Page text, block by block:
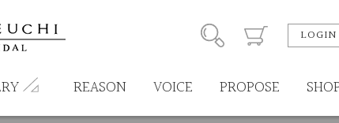
LOGIN
REASON VOICE PROPOSE